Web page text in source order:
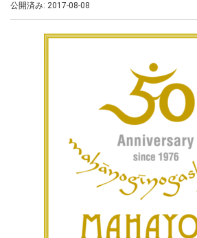
公開済み: 2017-08-08